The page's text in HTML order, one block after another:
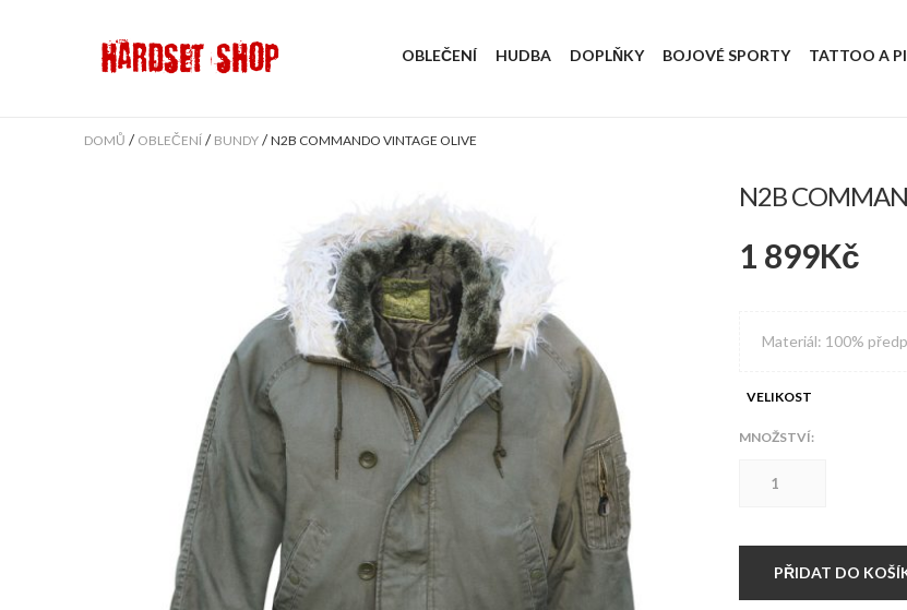
OBLEČENÍ HUDBA DOPLŇKY BOJOVÉ SPORTY TATTOO A
DOMŮ / OBLEČENÍ / BUNDY /N2B COMMANDO VINTAGE OLIVE
N2B
1 899Kč
Materiál: 100%
VELIKOST
MNOŽSTVÍ:
Commando
množství
PŘIDAT DO